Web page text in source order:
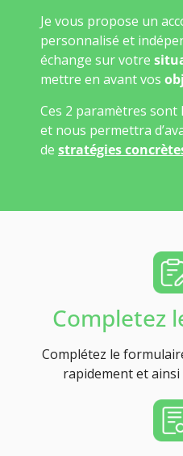
Je vous propose un
personnalisé et
échange sur votre
mettre en avant vos
Ces 2 paramètres sont
et nous permettra
de stratégies
Completez
Complétez le
rapidement et